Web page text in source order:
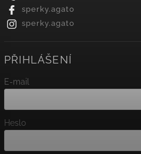
sperky.agato
sperky.agato
PŘIHLÁŠENÍ
E-mail
Heslo